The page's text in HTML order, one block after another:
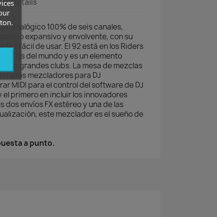
Details
analógico 100% de seis canales,
expansivo y envolvente, con su
fácil de usar. El 92 está en los Riders
DJs del mundo y es un elemento
de grandes clubs. La mesa de mezclas
mezcladores para DJ
MIDI para el control del software de DJ
primero en incluir los innovadores
dos envíos FX estéreo y una de las
este mezclador es el sueño de
a punto.